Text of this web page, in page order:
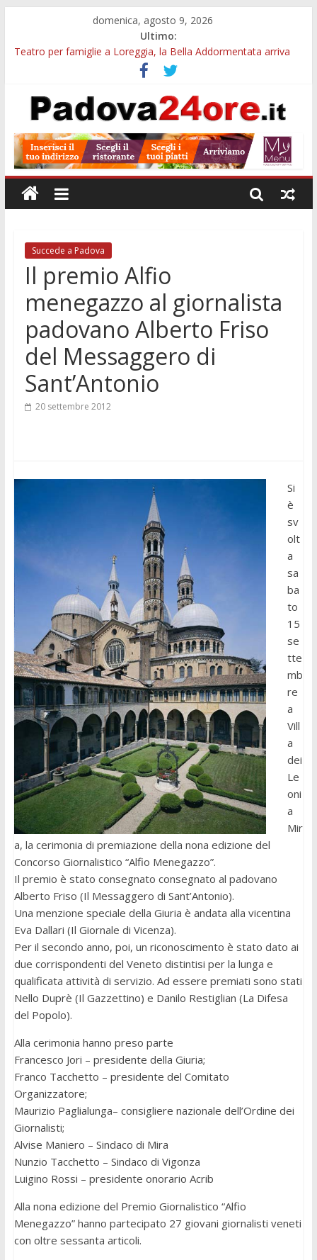
domenica, agosto 9, 2026
Ultimo:
Teatro per famiglie a Loreggia, la Bella Addormentata arriva
Galleria Cavour, cento opere di Diana Migliorato tra colore,
poesia e musica a Padova
Cinema Arena Romana, stasera la commedia di Antonio
Campo San Martino, il Museo della civiltà contadina apre gratis
durante la sagra
Notizie di Padova alle ore 10: Notte del Volo sold out, Tribano
e festa oggi a Teolo
Succede a Padova
Il premio Alfio
menegazzo al giornalista
padovano Alberto Friso
del Messaggero di
Sant’Antonio
20 settembre 2012
Si
è
sv
olt
a
sa
ba
to
15
se
tte
mb
re
a
Vill
a
dei
Le
oni
a
Mir
a, la cerimonia di premiazione della nona edizione del
Concorso Giornalistico “Alfio Menegazzo”.
Il premio è stato consegnato consegnato al padovano
Alberto Friso (Il Messaggero di Sant’Antonio).
Una menzione speciale della Giuria è andata alla vicentina
Eva Dallari (Il Giornale di Vicenza).
Per il secondo anno, poi, un riconoscimento è stato dato ai
due corrispondenti del Veneto distintisi per la lunga e
qualificata attività di servizio. Ad essere premiati sono stati
Nello Duprè (Il Gazzettino) e Danilo Restiglian (La Difesa
del Popolo).
Alla cerimonia hanno preso parte
Francesco Jori – presidente della Giuria;
Franco Tacchetto – presidente del Comitato
Organizzatore;
Maurizio Paglialunga– consigliere nazionale dell’Ordine dei
Giornalisti;
Alvise Maniero – Sindaco di Mira
Nunzio Tacchetto – Sindaco di Vigonza
Luigino Rossi – presidente onorario Acrib
Alla nona edizione del Premio Giornalistico “Alfio
Menegazzo” hanno partecipato 27 giovani giornalisti veneti
con oltre sessanta articoli.